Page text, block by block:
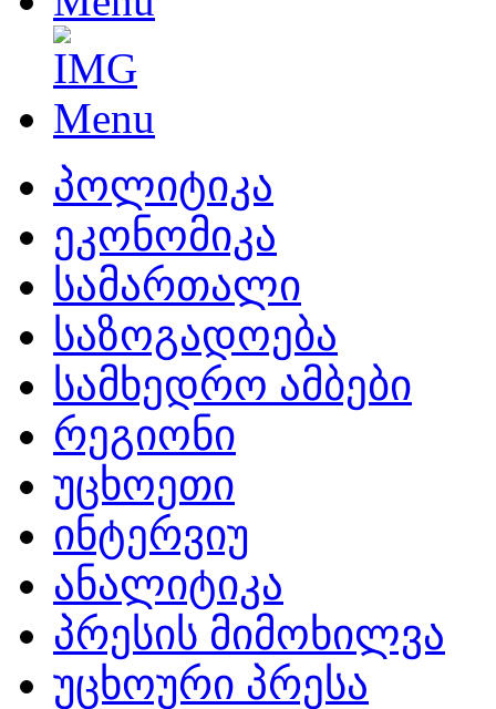
პოლიტიკა
ეკონომიკა
სამართალი
საზოგადოება
სამხედრო ამბები
რეგიონი
უცხოეთი
ინტერვიუ
ანალიტიკა
პრესის მიმოხილვა
უცხოური პრესა